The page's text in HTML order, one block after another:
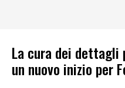
La cura dei dettagli
un nuovo inizio per